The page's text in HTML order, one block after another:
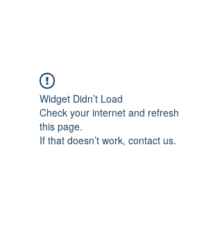
Widget Didn’t Load
Check your internet and refresh
this page.
If that doesn’t work, contact us.